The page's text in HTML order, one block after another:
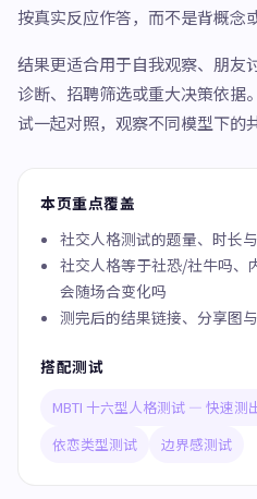
按真实反应作答，而不是背概念
结果更适合用于自我观察、朋友
诊断、招聘筛选或重大决策依据
试一起对照，观察不同模型下的
本页重点覆盖
社交人格测试的题量、时长
社交人格等于社恐/社牛吗、
会随场合变化吗
测完后的结果链接、分享图
搭配测试
MBTI 十六型人格测试 — 快速测
依恋类型测试
边界感测试